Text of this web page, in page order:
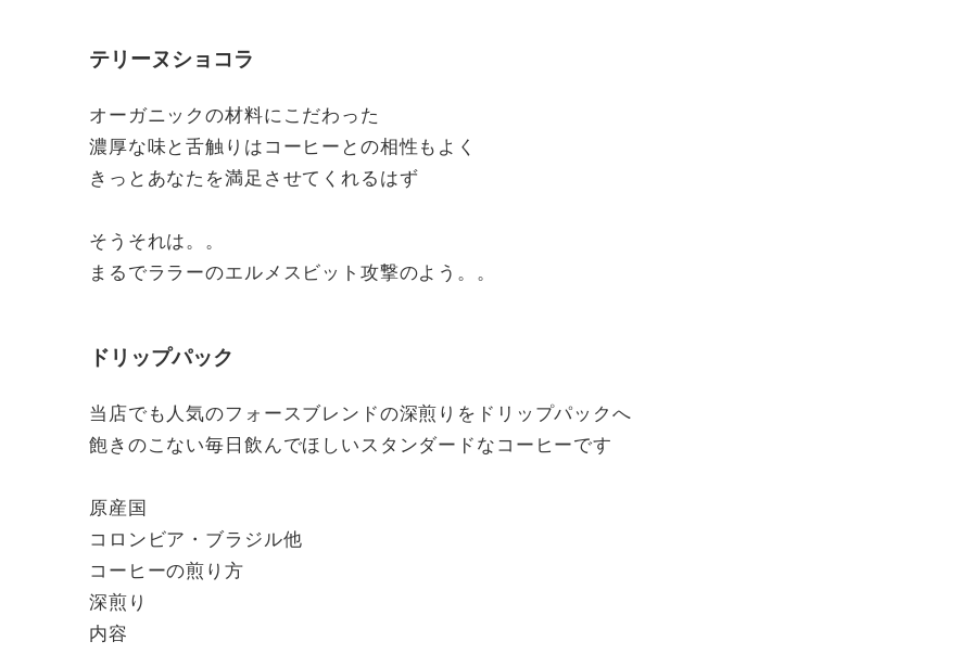
テリーヌショコラ
オーガニックの材料にこだわった
濃厚な味と舌触りはコーヒーとの相性もよく
きっとあなたを満足させてくれるはず
そうそれは。。
まるでララーのエルメスビット攻撃のよう。。
ドリップパック
当店でも人気のフォースブレンドの深煎りをドリップパックへ
飽きのこない毎日飲んでほしいスタンダードなコーヒーです
原産国
コロンビア・ブラジル他
コーヒーの煎り方
深煎り
内容